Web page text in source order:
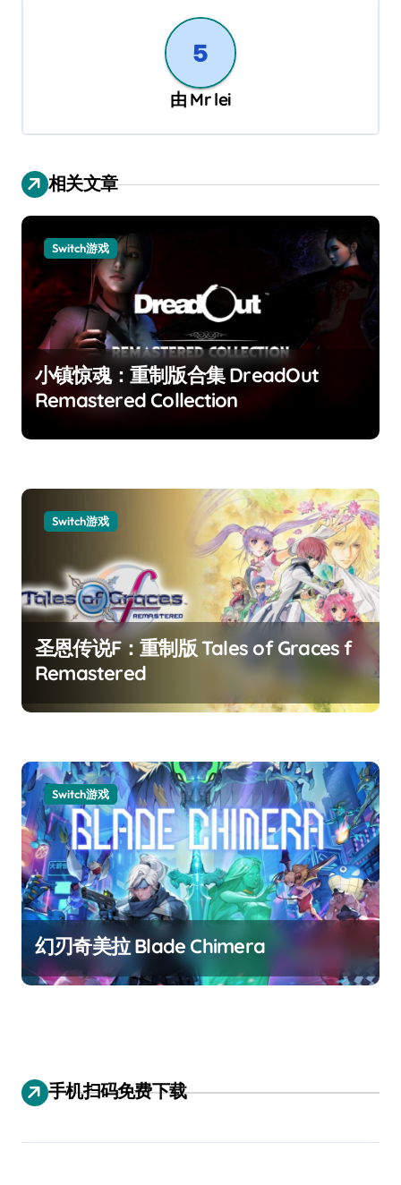
由 Mr lei
相关文章
Switch游戏
小镇惊魂：重制版合集 DreadOut
Remastered Collection
Switch游戏
圣恩传说F：重制版 Tales of Graces f
Remastered
Switch游戏
幻刃奇美拉 Blade Chimera
手机扫码免费下载